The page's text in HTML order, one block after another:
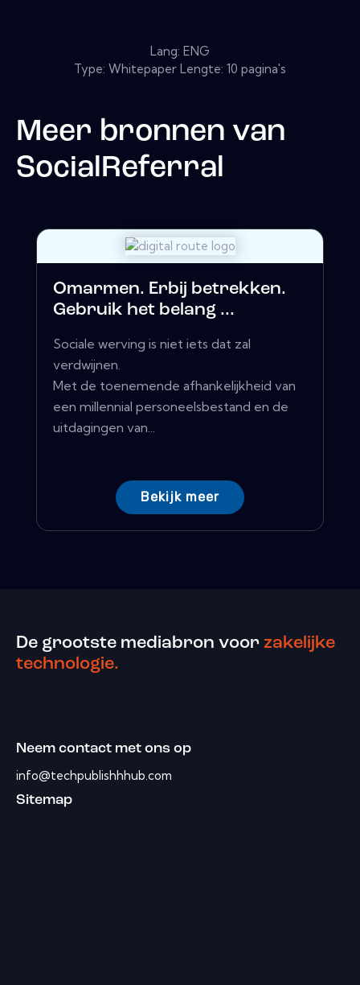
Lang: ENG
Type: Whitepaper Lengte: 10 pagina's
Meer bronnen van
SocialReferral
Omarmen. Erbij betrekken.
Gebruik het belang ...
Sociale werving is niet iets dat zal
verdwijnen.
Met de toenemende afhankelijkheid van
een millennial personeelsbestand en de
uitdagingen van...
Bekijk meer
De grootste mediabron voor zakelijke
technologie.
Neem contact met ons op
info@techpublishhhub.com
Sitemap